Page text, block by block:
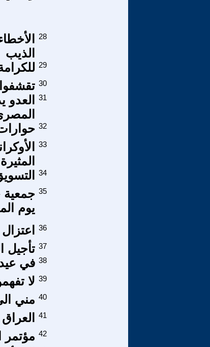
الذيب
28
29
30
31
32
33
34
جمعية
يوم
35
36
تأجيل 37
في عيد 38
لا 39
مني 40
41
مؤتمر 42